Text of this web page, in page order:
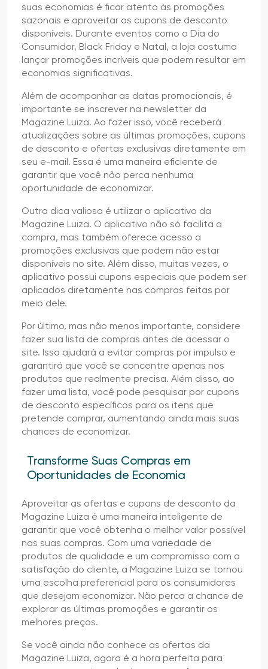
suas economias é ficar atento às promoções
sazonais e aproveitar os cupons de desconto
disponíveis. Durante eventos como o Dia do
Consumidor, Black Friday e Natal, a loja costuma
lançar promoções incríveis que podem resultar em
economias significativas.
Além de acompanhar as datas promocionais, é
importante se inscrever na newsletter da
Magazine Luiza. Ao fazer isso, você receberá
atualizações sobre as últimas promoções, cupons
de desconto e ofertas exclusivas diretamente em
seu e-mail. Essa é uma maneira eficiente de
garantir que você não perca nenhuma
oportunidade de economizar.
Outra dica valiosa é utilizar o aplicativo da
Magazine Luiza. O aplicativo não só facilita a
compra, mas também oferece acesso a
promoções exclusivas que podem não estar
disponíveis no site. Além disso, muitas vezes, o
aplicativo possui cupons especiais que podem ser
aplicados diretamente nas compras feitas por
meio dele.
Por último, mas não menos importante, considere
fazer sua lista de compras antes de acessar o
site. Isso ajudará a evitar compras por impulso e
garantirá que você se concentre apenas nos
produtos que realmente precisa. Além disso, ao
fazer uma lista, você pode pesquisar por cupons
de desconto específicos para os itens que
pretende comprar, aumentando ainda mais suas
chances de economizar.
Transforme Suas Compras em
Oportunidades de Economia
Aproveitar as ofertas e cupons de desconto da
Magazine Luiza é uma maneira inteligente de
garantir que você obtenha o melhor valor possível
nas suas compras. Com uma variedade de
produtos de qualidade e um compromisso com a
satisfação do cliente, a Magazine Luiza se tornou
uma escolha preferencial para os consumidores
que desejam economizar. Não perca a chance de
explorar as últimas promoções e garantir os
melhores preços.
Se você ainda não conhece as ofertas da
Magazine Luiza, agora é a hora perfeita para